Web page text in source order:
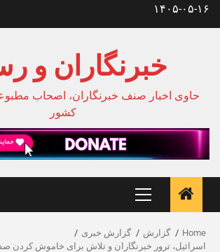
Skip۱۴۰۵-۰۵-۱۶
خبرنگاران و
حاوی اخبار صنف خبرنگاران، اصحاب
کشور
Primary
Menu
Home گزارش
گزارش خبری
اسرائیل، ترور خبرنگاران و تلاش برای خاموش کردن